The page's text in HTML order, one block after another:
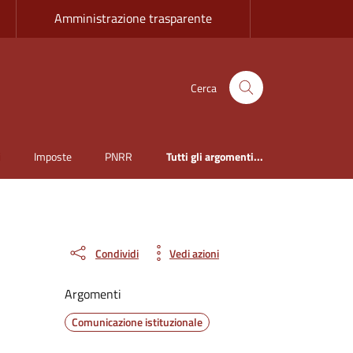
Amministrazione trasparente
Cerca
Imposte PNRR Tutti gli argomenti...
Condividi Vedi azioni
Argomenti
Comunicazione istituzionale